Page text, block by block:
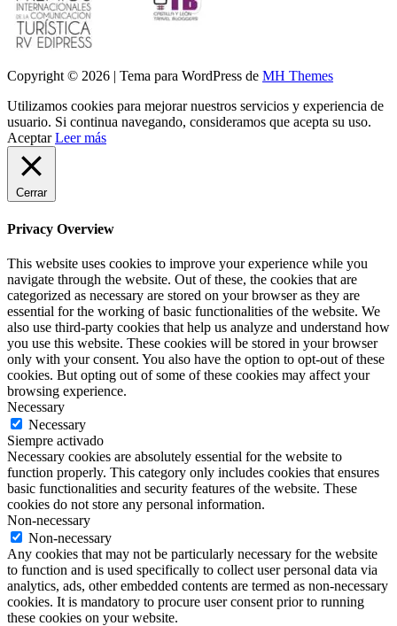
Copyright © 2026 | Tema para WordPress de MH Themes
Utilizamos cookies para mejorar nuestros servicios y experiencia de
usuario. Si continua navegando, consideramos que acepta su uso.
Aceptar Leer más
Cerrar
Privacy Overview
This website uses cookies to improve your experience while you
navigate through the website. Out of these, the cookies that are
categorized as necessary are stored on your browser as they are
essential for the working of basic functionalities of the website. We
also use third-party cookies that help us analyze and understand how
you use this website. These cookies will be stored in your browser
only with your consent. You also have the option to opt-out of these
cookies. But opting out of some of these cookies may affect your
browsing experience.
Necessary
Necessary
Siempre activado
Necessary cookies are absolutely essential for the website to
function properly. This category only includes cookies that ensures
basic functionalities and security features of the website. These
cookies do not store any personal information.
Non-necessary
Non-necessary
Any cookies that may not be particularly necessary for the website
to function and is used specifically to collect user personal data via
analytics, ads, other embedded contents are termed as non-necessary
cookies. It is mandatory to procure user consent prior to running
these cookies on your website.